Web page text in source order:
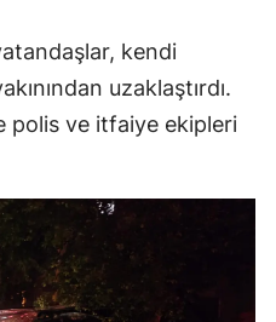
Gümüşhane
Hakkari
Isparta
Mersin
kendi
uzaklaştırdı.
polis ve itfaiye ekipleri